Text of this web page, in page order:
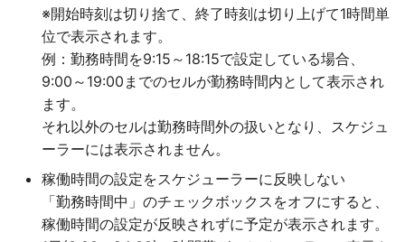
※開始時刻は切り捨て、終了時刻は切り上げて1時間単
位で表示されます。
例：勤務時間を9:15～18:15で設定している場合、
9:00～19:00までのセルが勤務時間内として表示され
ます。
それ以外のセルは勤務時間外の扱いとなり、スケジュ
ーラーには表示されません。
稼働時間の設定をスケジューラーに反映しない
「勤務時間中」のチェックボックスをオフにすると、
稼働時間の設定が反映されずに予定が表示されます。